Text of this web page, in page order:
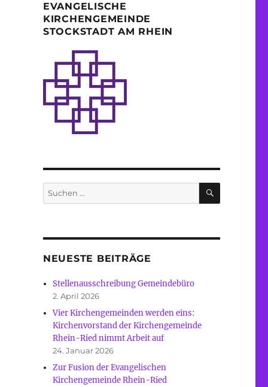
EVANGELISCHE
KIRCHENGEMEINDE
STOCKSTADT AM RHEIN
Suche
nach:
SUCHEN
NEUESTE BEITRÄGE
Stellenausschreibung Gemeindebüro
2. April 2026
Vier Kirchengemeinden werden eins:
Kirchenvorstand der Kirchengemeinde
Rhein-Ried nimmt Arbeit auf
24. Januar 2026
Zur Fusion der Evangelischen
Kirchengemeinde Rhein-Ried